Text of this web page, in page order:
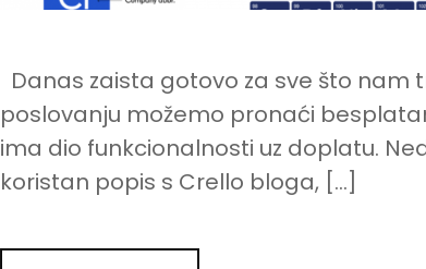
Danas zaista gotovo za sve što nam
poslovanju možemo pronaći
ima dio funkcionalnosti uz doplatu.
koristan popis s Crello bloga, […]